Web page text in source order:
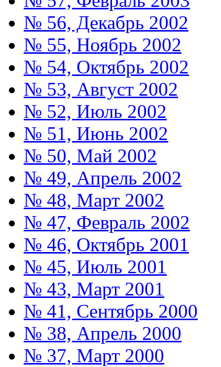
№ 56, Декабрь 2002
№ 55, Ноябрь 2002
№ 54, Октябрь 2002
№ 53, Август 2002
№ 52, Июль 2002
№ 51, Июнь 2002
№ 50, Май 2002
№ 49, Апрель 2002
№ 48, Март 2002
№ 47, Февраль 2002
№ 46, Октябрь 2001
№ 45, Июль 2001
№ 43, Март 2001
№ 41, Сентябрь 2000
№ 38, Апрель 2000
№ 37, Март 2000